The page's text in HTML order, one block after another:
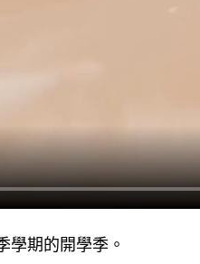
學期的開學季。